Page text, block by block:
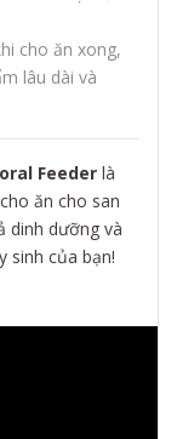
cho ăn xong,
lâu dài và
Feeder là
ăn cho san
dinh dưỡng và
sinh của bạn!